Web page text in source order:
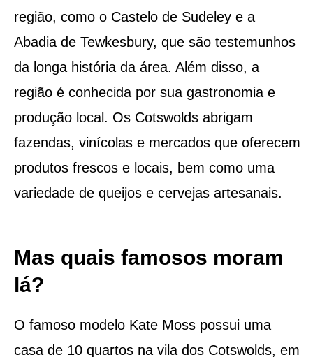
região, como o Castelo de Sudeley e a
Abadia de Tewkesbury, que são testemunhos
da longa história da área. Além disso, a
região é conhecida por sua gastronomia e
produção local. Os Cotswolds abrigam
fazendas, vinícolas e mercados que oferecem
produtos frescos e locais, bem como uma
variedade de queijos e cervejas artesanais.
Mas quais famosos moram
lá?
O famoso modelo Kate Moss possui uma
casa de 10 quartos na vila dos Cotswolds, em